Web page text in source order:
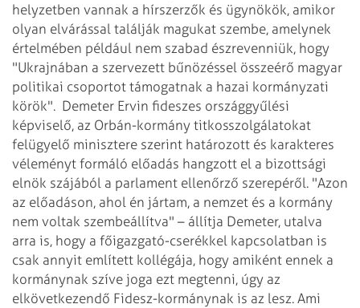
helyzetben vannak a hírszerzők és ügynökök, amikor
olyan elvárással találják magukat szembe, amelynek
értelmében például nem szabad észrevenniük, hogy
"Ukrajnában a szervezett bűnözéssel összeérő magyar
politikai csoportot támogatnak a hazai kormányzati
körök". Demeter Ervin fideszes országgyűlési
képviselő, az Orbán-kormány titkosszolgálatokat
felügyelő minisztere szerint határozott és karakteres
véleményt formáló előadás hangzott el a bizottsági
elnök szájából a parlament ellenőrző szerepéről. "Azon
az előadáson, ahol én jártam, a nemzet és a kormány
nem voltak szembeállítva" – állítja Demeter, utalva
arra is, hogy a főigazgató-cserékkel kapcsolatban is
csak annyit említett kollégája, hogy amiként ennek a
kormánynak szíve joga ezt megtenni, úgy az
elkövetkezendő Fidesz-kormánynak is az lesz. Ami